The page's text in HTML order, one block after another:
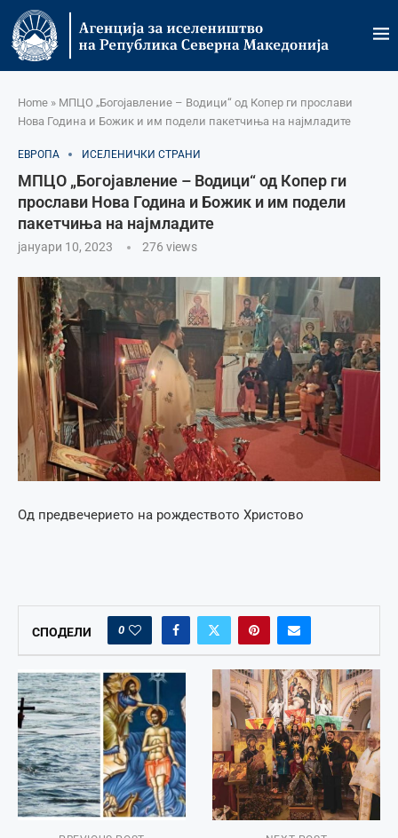
Home » МПЦО „Богојавление – Водици“ од Копер ги прослави
Нова Година и Божик и им подели пакетчиња на најмладите
ЕВРОПА ИСЕЛЕНИЧКИ СТРАНИ
МПЦО „Богојавление – Водици“ од Копер ги
прослави Нова Година и Божик и им подели
пакетчиња на најмладите
јануари 10, 2023 276 views
Од предвечерието на рождеството Христово
СПОДЕЛИ 0